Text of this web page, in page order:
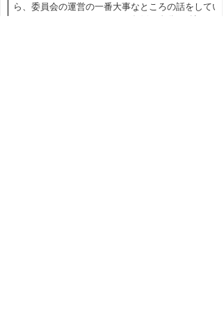
ら、委員会の運営の一番大事なところの話をしてい